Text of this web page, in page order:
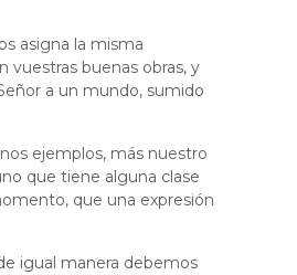
asigna la misma
vuestras buenas obras, y
a un mundo, sumido
ejemplos, más nuestro
que tiene alguna clase
que una expresión
igual manera debemos